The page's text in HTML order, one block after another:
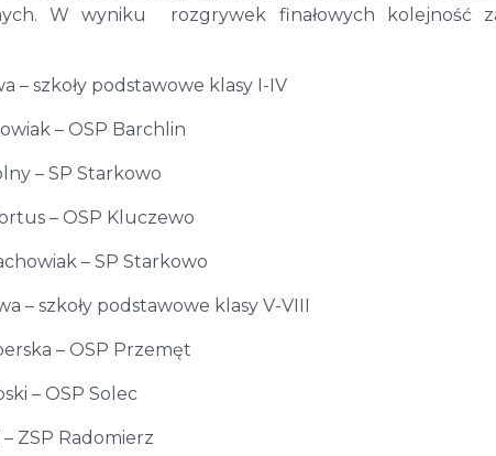
W wyniku rozgrywek finałowych kolejność
– szkoły podstawowe klasy I-IV
– OSP Barchlin
– SP Starkowo
– OSP Kluczewo
– SP Starkowo
– szkoły podstawowe klasy V-VIII
– OSP Przemęt
– OSP Solec
ZSP Radomierz